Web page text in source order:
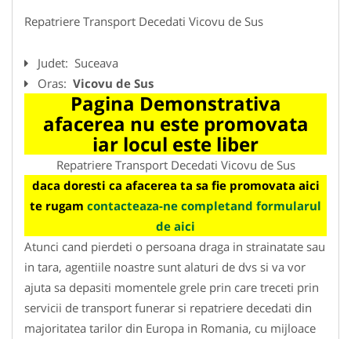
Repatriere Transport Decedati Vicovu de Sus
Judet: Suceava
Oras: Vicovu de Sus
Pagina Demonstrativa
afacerea nu este promovata
iar locul este liber
Repatriere Transport Decedati Vicovu de Sus
daca doresti ca afacerea ta sa fie promovata aici
te rugam contacteaza-ne completand formularul
de aici
Atunci cand pierdeti o persoana draga in strainatate sau
in tara, agentiile noastre sunt alaturi de dvs si va vor
ajuta sa depasiti momentele grele prin care treceti prin
servicii de transport funerar si repatriere decedati din
majoritatea tarilor din Europa in Romania, cu mijloace